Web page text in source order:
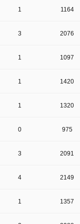
1 1164
3 2076
1 1097
1 1420
1 1320
0 975
3 2091
4 2149
1 1357